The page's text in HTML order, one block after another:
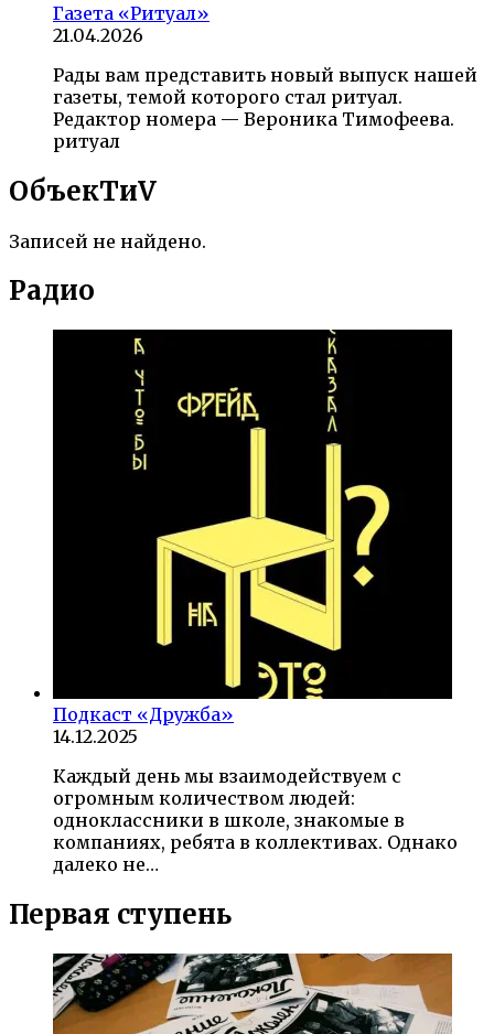
Газета «Ритуал»
21.04.2026
Рады вам представить новый выпуск нашей
газеты, темой которого стал ритуал.
Редактор номера — Вероника Тимофеева.
ритуал
ОбъекTиV
Записей не найдено.
Радио
Подкаст «Дружба»
14.12.2025
Каждый день мы взаимодействуем с
огромным количеством людей:
одноклассники в школе, знакомые в
компаниях, ребята в коллективах. Однако
далеко не…
Первая ступень